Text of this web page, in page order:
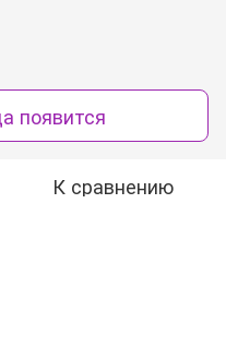
появится
К сравнению